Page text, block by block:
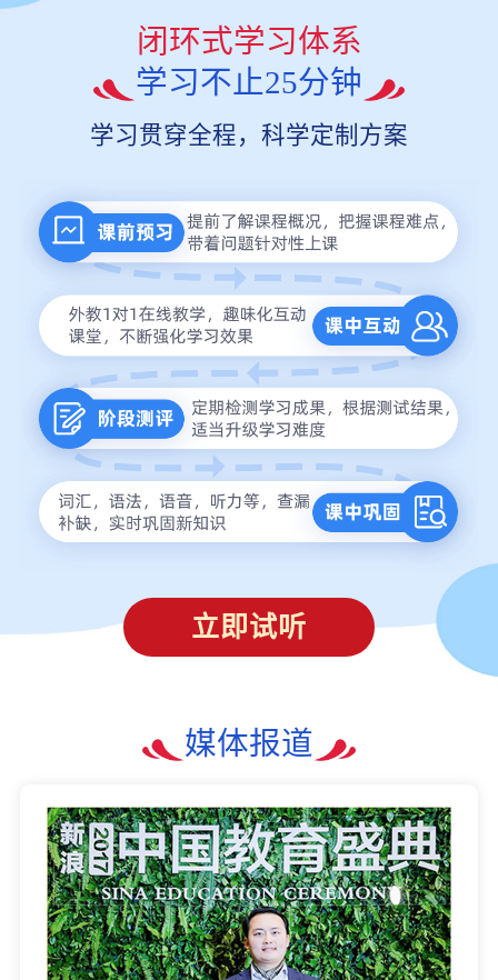
闭环式学习体系
学习不止25分钟
学习贯穿全程，科学定制方案
立即试听
媒体报道